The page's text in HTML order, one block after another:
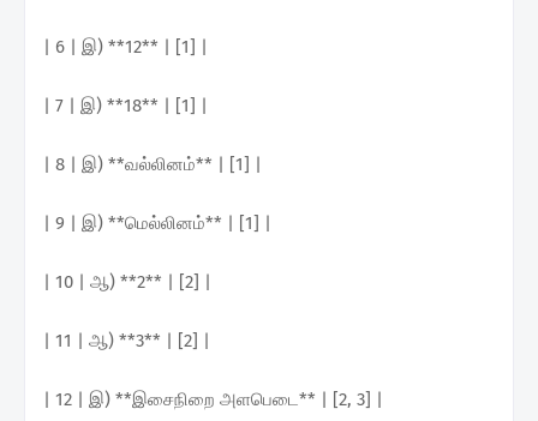
| 6 | இ) **12** | [1] |
| 7 | இ) **18** | [1] |
| 8 | இ) **வல்லினம்** | [1] |
| 9 | இ) **மெல்லினம்** | [1] |
| 10 | ஆ) **2** | [2] |
| 11 | ஆ) **3** | [2] |
| 12 | இ) **இசைநிறை அளபெடை** | [2, 3] |